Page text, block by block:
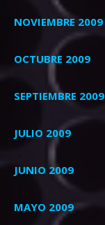
NOVIEMBRE 2009
OCTUBRE 2009
SEPTIEMBRE 2009
JULIO 2009
JUNIO 2009
MAYO 2009